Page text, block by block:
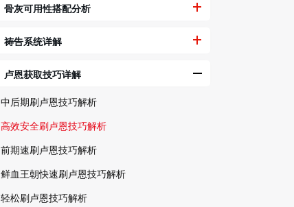
骨灰可用性搭配分析
祷告系统详解
卢恩获取技巧详解
中后期刷卢恩技巧解析
高效安全刷卢恩技巧解析
前期速刷卢恩技巧解析
鲜血王朝快速刷卢恩技巧解析
轻松刷卢恩技巧解析